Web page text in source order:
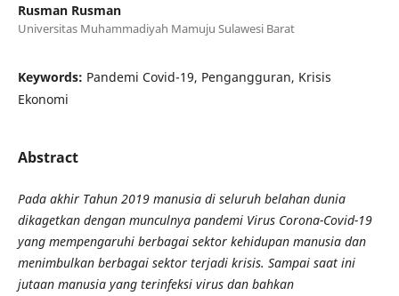
Rusman Rusman
Universitas Muhammadiyah Mamuju Sulawesi Barat
Keywords: Pandemi Covid-19, Pengangguran, Krisis
Ekonomi
Abstract
Pada akhir Tahun 2019 manusia di seluruh belahan dunia
dikagetkan dengan munculnya pandemi Virus Corona-Covid-19
yang mempengaruhi berbagai sektor kehidupan manusia dan
menimbulkan berbagai sektor terjadi krisis. Sampai saat ini
jutaan manusia yang terinfeksi virus dan bahkan